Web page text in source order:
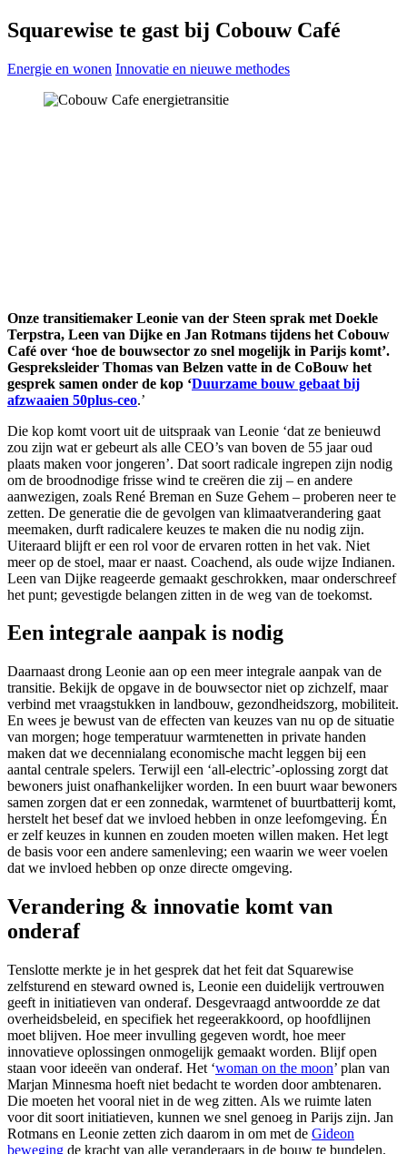
Squarewise te gast bij Cobouw Café
Energie en wonen Innovatie en nieuwe methodes
Onze transitiemaker Leonie van der Steen sprak met Doekle
Terpstra, Leen van Dijke en Jan Rotmans tijdens het Cobouw
Café over ‘hoe de bouwsector zo snel mogelijk in Parijs komt’.
Gespreksleider Thomas van Belzen vatte in de CoBouw het
gesprek samen onder de kop ‘Duurzame bouw gebaat bij
afzwaaien 50plus-ceo.’
Die kop komt voort uit de uitspraak van Leonie ‘dat ze benieuwd
zou zijn wat er gebeurt als alle CEO’s van boven de 55 jaar oud
plaats maken voor jongeren’. Dat soort radicale ingrepen zijn nodig
om de broodnodige frisse wind te creëren die zij – en andere
aanwezigen, zoals René Breman en Suze Gehem – proberen neer te
zetten. De generatie die de gevolgen van klimaatverandering gaat
meemaken, durft radicalere keuzes te maken die nu nodig zijn.
Uiteraard blijft er een rol voor de ervaren rotten in het vak. Niet
meer op de stoel, maar er naast. Coachend, als oude wijze Indianen.
Leen van Dijke reageerde gemaakt geschrokken, maar onderschreef
het punt; gevestigde belangen zitten in de weg van de toekomst.
Een integrale aanpak is nodig
Daarnaast drong Leonie aan op een meer integrale aanpak van de
transitie. Bekijk de opgave in de bouwsector niet op zichzelf, maar
verbind met vraagstukken in landbouw, gezondheidszorg, mobiliteit.
En wees je bewust van de effecten van keuzes van nu op de situatie
van morgen; hoge temperatuur warmtenetten in private handen
maken dat we decennialang economische macht leggen bij een
aantal centrale spelers. Terwijl een ‘all-electric’-oplossing zorgt dat
bewoners juist onafhankelijker worden. In een buurt waar bewoners
samen zorgen dat er een zonnedak, warmtenet of buurtbatterij komt,
herstelt het besef dat we invloed hebben in onze leefomgeving. Én
er zelf keuzes in kunnen en zouden moeten willen maken. Het legt
de basis voor een andere samenleving; een waarin we weer voelen
dat we invloed hebben op onze directe omgeving.
Verandering & innovatie komt van
onderaf
Tenslotte merkte je in het gesprek dat het feit dat Squarewise
zelfsturend en steward owned is, Leonie een duidelijk vertrouwen
geeft in initiatieven van onderaf. Desgevraagd antwoordde ze dat
overheidsbeleid, en specifiek het regeerakkoord, op hoofdlijnen
moet blijven. Hoe meer invulling gegeven wordt, hoe meer
innovatieve oplossingen onmogelijk gemaakt worden. Blijf open
staan voor ideeën van onderaf. Het ‘woman on the moon’ plan van
Marjan Minnesma hoeft niet bedacht te worden door ambtenaren.
Die moeten het vooral niet in de weg zitten. Als we ruimte laten
voor dit soort initiatieven, kunnen we snel genoeg in Parijs zijn. Jan
Rotmans en Leonie zetten zich daarom in om met de Gideon
beweging de kracht van alle veranderaars in de bouw te bundelen.